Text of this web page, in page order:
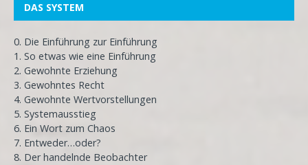
DAS SYSTEM
0. Die Einführung zur Einführung
1. So etwas wie eine Einführung
2. Gewohnte Erziehung
3. Gewohntes Recht
4. Gewohnte Wertvorstellungen
5. Systemausstieg
6. Ein Wort zum Chaos
7. Entweder…oder?
8. Der handelnde Beobachter